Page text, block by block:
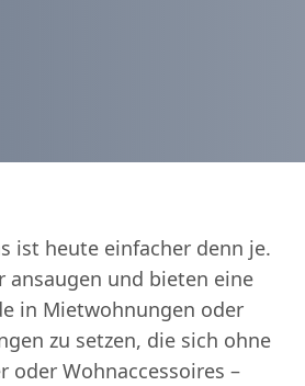
ist heute einfacher denn je.
ansaugen und bieten eine
in Mietwohnungen oder
zu setzen, die sich ohne
oder Wohnaccessoires –